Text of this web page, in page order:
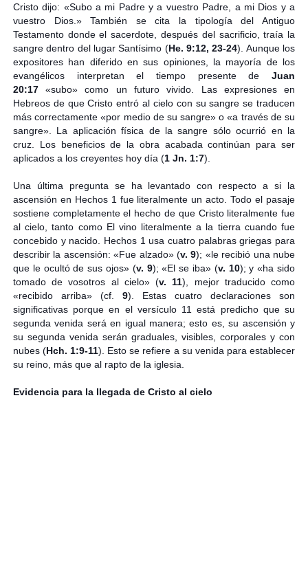
Cristo dijo: «Subo a mi Padre y a vuestro Padre, a mi Dios y a
vuestro Dios.» También se cita la tipología del Antiguo
Testamento donde el sacerdote, después del sacrificio, traía la
sangre dentro del lugar Santísimo (He. 9:12, 23-24). Aunque los
expositores han diferido en sus opiniones, la mayoría de los
evangélicos interpretan el tiempo presente deJuan
20:17«subo» como un futuro vivido. Las expresiones en
Hebreos de que Cristo entró al cielo con su sangre se traducen
más correctamente «por medio de su sangre» o «a través de su
sangre». La aplicación física de la sangre sólo ocurrió en la
cruz. Los beneficios de la obra acabada continúan para ser
aplicados a los creyentes hoy día (1 Jn. 1:7).
Una última pregunta se ha levantado con respecto a si la
ascensión en Hechos 1 fue literalmente un acto. Todo el pasaje
sostiene completamente el hecho de que Cristo literalmente fue
al cielo, tanto como El vino literalmente a la tierra cuando fue
concebido y nacido. Hechos 1 usa cuatro palabras griegas para
describir la ascensión: «Fue alzado» (v. 9); «le recibió una nube
que le ocultó de sus ojos» (v. 9); «El se iba» (v. 10); y «ha sido
tomado de vosotros al cielo» (v. 11), mejor traducido como
«recibido arriba» (cf. 9). Estas cuatro declaraciones son
significativas porque en el versículo 11 está predicho que su
segunda venida será en igual manera; esto es, su ascensión y
su segunda venida serán graduales, visibles, corporales y con
nubes (Hch. 1:9-11). Esto se refiere a su venida para establecer
su reino, más que al rapto de la iglesia.
Evidencia para la llegada de Cristo al cielo